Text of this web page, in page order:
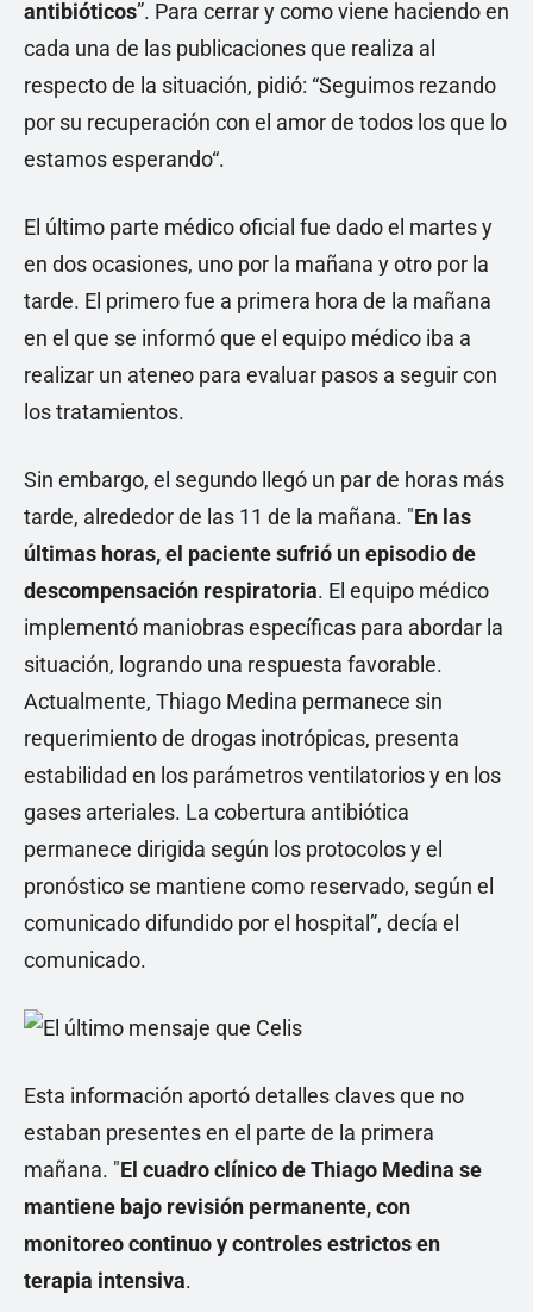
antibióticos”. Para cerrar y como viene haciendo en
cada una de las publicaciones que realiza al
respecto de la situación, pidió: “Seguimos rezando
por su recuperación con el amor de todos los que lo
estamos esperando“.
El último parte médico oficial fue dado el martes y
en dos ocasiones, uno por la mañana y otro por la
tarde. El primero fue a primera hora de la mañana
en el que se informó que el equipo médico iba a
realizar un ateneo para evaluar pasos a seguir con
los tratamientos.
Sin embargo, el segundo llegó un par de horas más
tarde, alrededor de las 11 de la mañana. "En las
últimas horas, el paciente sufrió un episodio de
descompensación respiratoria. El equipo médico
implementó maniobras específicas para abordar la
situación, logrando una respuesta favorable.
Actualmente, Thiago Medina permanece sin
requerimiento de drogas inotrópicas, presenta
estabilidad en los parámetros ventilatorios y en los
gases arteriales. La cobertura antibiótica
permanece dirigida según los protocolos y el
pronóstico se mantiene como reservado, según el
comunicado difundido por el hospital”, decía el
comunicado.
Esta información aportó detalles claves que no
estaban presentes en el parte de la primera
mañana. "El cuadro clínico de Thiago Medina se
mantiene bajo revisión permanente, con
monitoreo continuo y controles estrictos en
terapia intensiva.